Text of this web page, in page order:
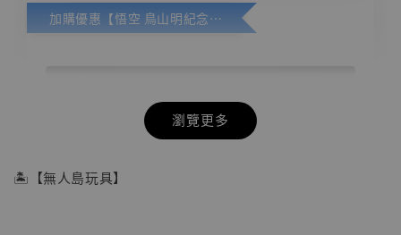
加購優惠【悟空 鳥山明紀念款 [奇蹟工作室]】
瀏覽更多
🏝【無人島玩具】